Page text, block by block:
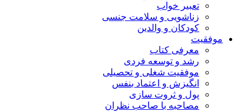
تعبیر خواب
زناشویی و سلامت جنسی
کودکان و والدین
موفقیت
معرفی کتاب
رشد و توسعه فردی
موفقیت شغلی و تحصیلی
انگیزش و اعتماد بنفس
پول و ثروت سازی
مصاحبه با صاحب نظران